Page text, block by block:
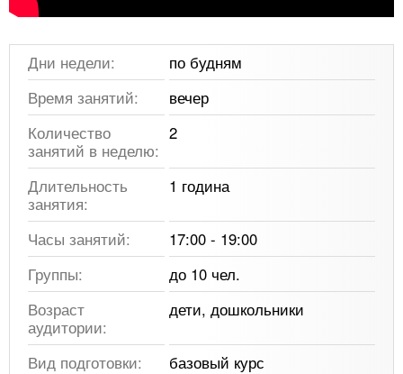
Дни недели:
по будням
Время занятий:
вечер
Количество
занятий в неделю:
2
Длительность
занятия:
1 година
Часы занятий:
17:00 - 19:00
Группы:
до 10 чел.
Возраст
аудитории:
дети, дошкольники
Вид подготовки:
базовый курс